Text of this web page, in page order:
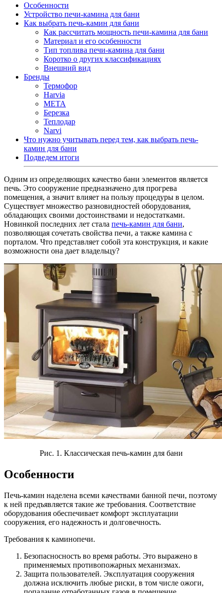
Особенности
Устройство печи-камина для бани
Как выбрать печь-камин для бани
Как рассчитать мощность печи-камина для бани
Материал и его особенности
Тип топлива печи-камина для бани
Коротко о других классификациях
Внешний вид
Бренды
Термофор
Harvia
МЕТА
Березка
Теплодар
Narvi
Что нужно учитывать перед тем, как выбрать печь-
камин для бани
Подведем итоги
Одним из определяющих качество бани элементов является
печь. Это сооружение предназначено для прогрева
помещения, а значит влияет на пользу процедуры в целом.
Существует множество разновидностей оборудования,
обладающих своими достоинствами и недостатками.
Новинкой последних лет стала печь-камин для бани,
позволяющая сочетать свойства печи, а также камина с
порталом. Что представляет собой эта конструкция, и какие
возможности она дает владельцу?
Рис. 1. Классическая печь-камин для бани
Особенности
Печь-камин наделена всеми качествами банной печи, поэтому
к ней предъявляется такие же требования. Соответствие
оборудования обеспечивает комфорт эксплуатации
сооружения, его надежность и долговечность.
Требования к каминопечи.
Безопасносность во время работы. Это выражено в
применяемых противопожарных механизмах.
Защита пользователей. Эксплуатация сооружения
должна исключить любые риски, в том числе ожоги,